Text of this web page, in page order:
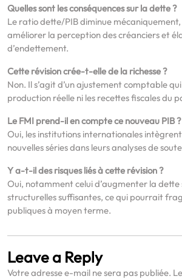
Quelles sont les conséquences sur la dette ?
Le ratio dette/PIB diminue
améliorer la perception des créanciers et
d’endettement.
Cette révision crée-t-elle de la richesse ?
Non. Il s’agit d’un ajustement comptable
production réelle ni les recettes fiscales du
Le FMI prend-il en compte ce nouveau PIB ?
Oui, les institutions internationales
nouvelles séries dans leurs analyses de
Y a-t-il des risques liés à cette révision ?
Oui, notamment celui d’augmenter la dette
structurelles suffisantes, ce qui pourrait
publiques à moyen terme.
Leave a Reply
Votre adresse e-mail ne sera pas publiée.